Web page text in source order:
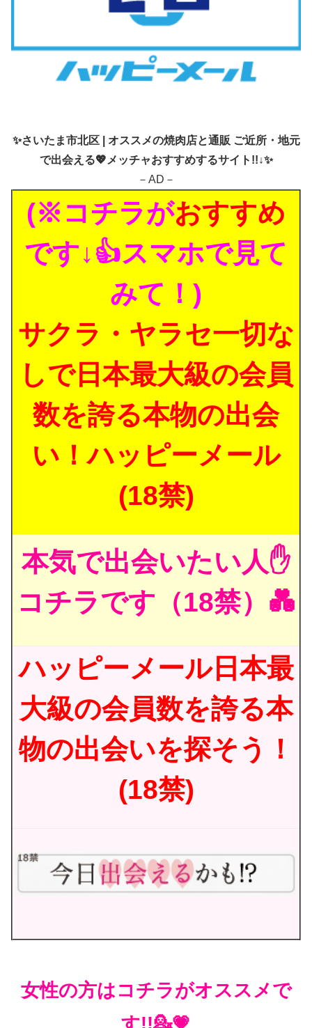
✨さいたま市北区 | オススメの焼肉店と通販 ご近所・地元
で出会える💖メッチャおすすめするサイト!!↓✨
－AD－
(※コチラがおすすめ
です↓👍スマホで見て
みて！)
サクラ・ヤラセ一切な
しで日本最大級の会員
数を誇る本物の出会
い！ハッピーメール
(18禁)
本気で出会いたい人✋
コチラです（18禁）💑
ハッピーメール日本最
大級の会員数を誇る本
物の出会いを探そう！
(18禁)
女性の方はコチラがオススメで